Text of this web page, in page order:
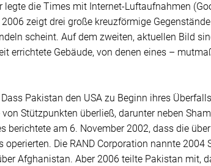
legte die Times mit Internet-Luftaufnahmen
zeigt drei große kreuzförmige
scheint. Auf dem zweiten, aktuellen Bild
errichtete Gebäude, von denen eines –
Pakistan den USA zu Beginn ihres
von Stützpunkten überließ, darunter neben
berichtete am 6. November 2002, dass die
operierten. Die RAND Corporation nannte
Afghanistan. Aber 2006 teilte Pakistan mit,